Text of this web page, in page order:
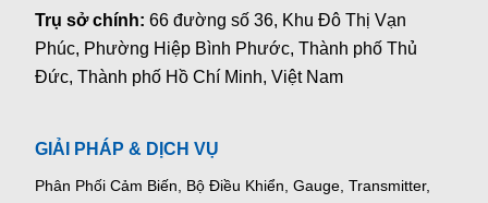
Trụ sở chính:66 đường số 36, Khu Đô Thị Vạn
Phúc, Phường Hiệp Bình Phước, Thành phố Thủ
Đức, Thành phố Hồ Chí Minh, Việt Nam
GIẢI PHÁP & DỊCH VỤ
Phân Phối Cảm Biến, Bộ Điều Khiển, Gauge, Transmitter,